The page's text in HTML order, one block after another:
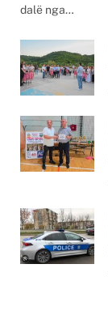
dalë nga…